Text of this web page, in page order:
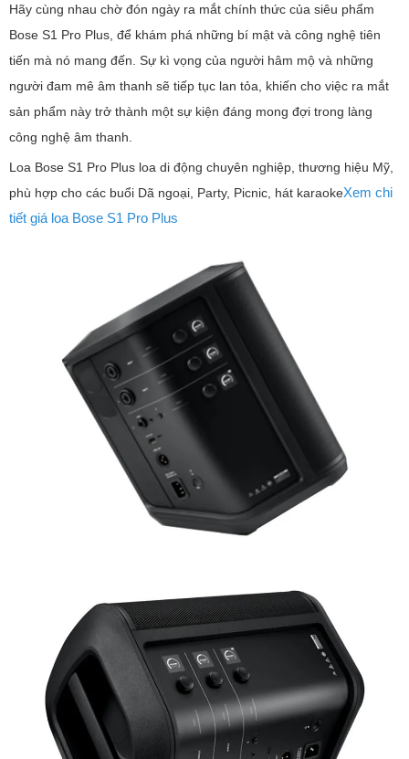
Hãy cùng nhau chờ đón ngày ra mắt chính thức của siêu phẩm
Bose S1 Pro Plus, để khám phá những bí mật và công nghệ tiên
tiến mà nó mang đến. Sự kì vọng của người hâm mộ và những
người đam mê âm thanh sẽ tiếp tục lan tỏa, khiến cho việc ra mắt
sản phẩm này trở thành một sự kiện đáng mong đợi trong làng
công nghệ âm thanh.
Loa Bose S1 Pro Plus loa di động chuyên nghiệp, thương hiệu Mỹ,
phù hợp cho các buổi Dã ngoại, Party, Picnic, hát karaokeXem chi
tiết giá loa Bose S1 Pro Plus